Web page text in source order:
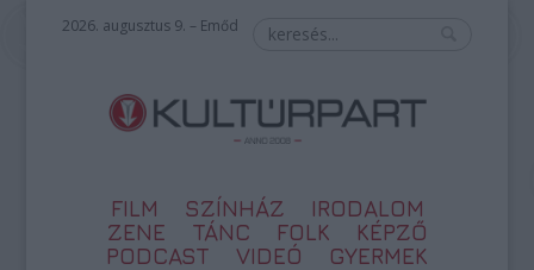
2026. augusztus 9. – Emőd
FILM SZÍNHÁZ
IRODALOM
ZENE
TÁNC FOLK
KÉPZŐ
PODCAST
VIDEÓ GYERMEK